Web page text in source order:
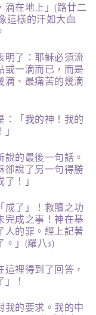
滴在地上」(路廿二
這樣的汗如大血
明了：耶稣必須流
或一滴而已，而是
滴、最痛苦的幾滴
：「我的神！我的
的最後一句話。
卻說了另一句得勝
！」
成了」！救贖之功
完成之事！神在基
人的罪。經上記著
。」(羅八3)
裡得到了回答，
！
我的要求。我的中